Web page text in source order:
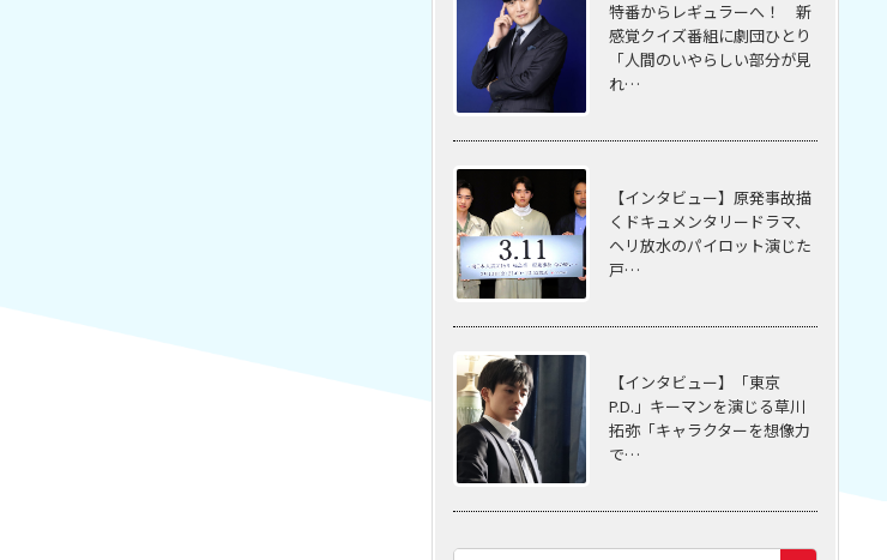
特番からレギュラーへ！ 新
感覚クイズ番組に劇団ひとり
「人間のいやらしい部分が見
れ…
【インタビュー】原発事故描
くドキュメンタリードラマ、
ヘリ放水のパイロット演じた
戸…
【インタビュー】「東京
P.D.」キーマンを演じる草川
拓弥「キャラクターを想像力
で…